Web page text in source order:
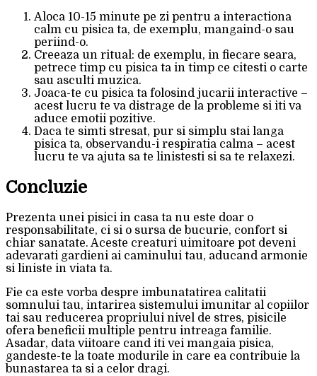
Aloca 10-15 minute pe zi pentru a interactiona
calm cu pisica ta, de exemplu, mangaind-o sau
periind-o.
Creeaza un ritual: de exemplu, in fiecare seara,
petrece timp cu pisica ta in timp ce citesti o carte
sau asculti muzica.
Joaca-te cu pisica ta folosind jucarii interactive –
acest lucru te va distrage de la probleme si iti va
aduce emotii pozitive.
Daca te simti stresat, pur si simplu stai langa
pisica ta, observandu-i respiratia calma – acest
lucru te va ajuta sa te linistesti si sa te relaxezi.
Concluzie
Prezenta unei pisici in casa ta nu este doar o
responsabilitate, ci si o sursa de bucurie, confort si
chiar sanatate. Aceste creaturi uimitoare pot deveni
adevarati gardieni ai caminului tau, aducand armonie
si liniste in viata ta.
Fie ca este vorba despre imbunatatirea calitatii
somnului tau, intarirea sistemului imunitar al copiilor
tai sau reducerea propriului nivel de stres, pisicile
ofera beneficii multiple pentru intreaga familie.
Asadar, data viitoare cand iti vei mangaia pisica,
gandeste-te la toate modurile in care ea contribuie la
bunastarea ta si a celor dragi.